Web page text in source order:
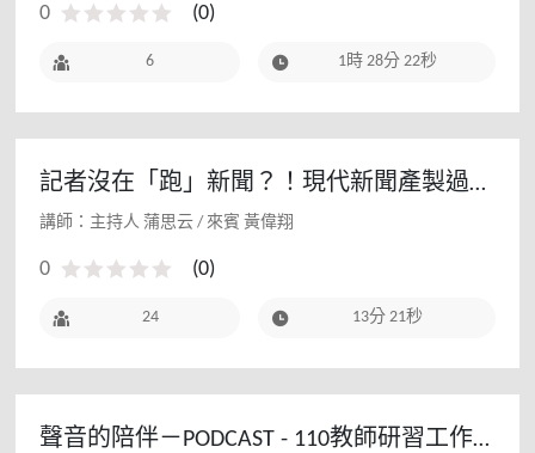
0 (0)
6 1時 28分 22秒
記者沒在「跑」新聞？！現代新聞產製過程
大公開
講師：主持人 蒲思云 / 來賓 黃偉翔
0 (0)
24 13分 21秒
聲音的陪伴－PODCAST - 110教師研習工作